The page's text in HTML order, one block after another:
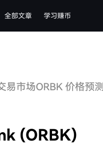
全部文章 学习赚币
易市场ORBK 价格预测
(ORBK)